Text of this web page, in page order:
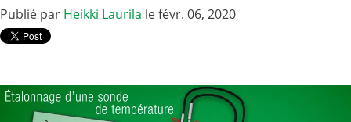
Publié par Heikki Laurila le févr. 06, 2020